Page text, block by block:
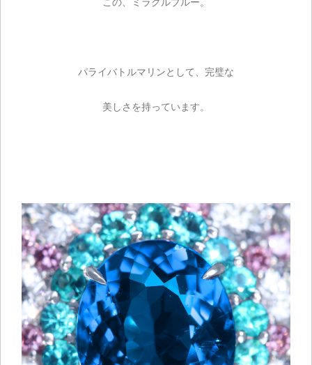
パライバトルマリンとして、完璧な
美しさを持っています。
ご注文手続き
カートを見る
お買い物を続ける